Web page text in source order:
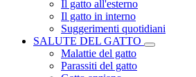
Il gatto all'esterno
Il gatto in interno
Suggerimenti quotidiani
SALUTE DEL GATTO
Malattie del gatto
Parassiti del gatto